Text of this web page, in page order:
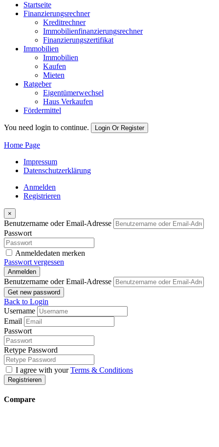
Startseite
Finanzierungsrechner
Kreditrechner
Immobilienfinanzierungsrechner
Finanzierungszertifikat
Immobilien
Immobilien
Kaufen
Mieten
Ratgeber
Eigentümerwechsel
Haus Verkaufen
Fördermittel
You need login to continue. Login Or Register
Home Page
Impressum
Datenschutzerklärung
Anmelden
Registrieren
×
Benutzername oder Email-Adresse
Passwort
Anmeldedaten merken
Passwort vergessen
Anmelden
Benutzername oder Email-Adresse
Get new password
Back to Login
Username
Email
Passwort
Retype Password
I agree with yourTerms & Conditions
Registrieren
Compare